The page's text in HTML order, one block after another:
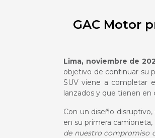
GAC Motor
Lima, noviembre de
objetivo de continuar su
SUV viene a completar
lanzados y que tienen
Con un diseño
en su primera
de nuestro compromiso